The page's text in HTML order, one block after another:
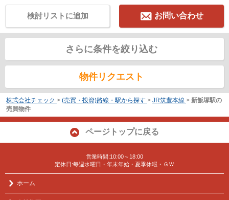
お問い合わせ
検討リストに追加
さらに条件を絞り込む
物件リクエスト
株式会社チェック > (売買・投資)路線・駅から探す > JR筑豊本線 > 新飯塚駅の
売買物件
ページトップに戻る
営業時間:10:00～18:00
定休日:毎週水曜日・年末年始・夏季休暇・ＧＷ
ホーム